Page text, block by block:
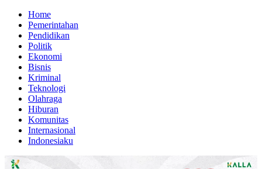
Home
Pemerintahan
Pendidikan
Politik
Ekonomi
Bisnis
Kriminal
Teknologi
Olahraga
Hiburan
Komunitas
Internasional
Indonesiaku